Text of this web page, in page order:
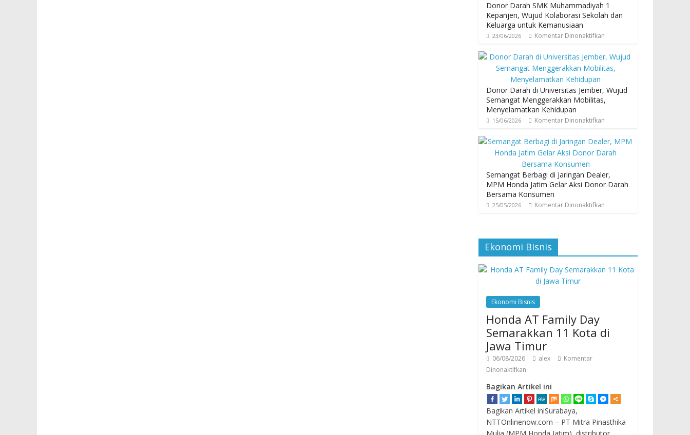
Donor Darah SMK Muhammadiyah 1
Kepanjen, Wujud Kolaborasi Sekolah dan
Keluarga untuk Kemanusiaan
23/06/2026 Komentar Dinonaktifkan
Donor Darah di Universitas Jember, Wujud
Semangat Menggerakkan Mobilitas,
Menyelamatkan Kehidupan
15/06/2026 Komentar Dinonaktifkan
Semangat Berbagi di Jaringan Dealer,
MPM Honda Jatim Gelar Aksi Donor Darah
Bersama Konsumen
25/05/2026 Komentar Dinonaktifkan
Ekonomi Bisnis
Ekonomi Bisnis
Honda AT Family Day
Semarakkan 11 Kota di
Jawa Timur
06/08/2026 alex
Komentar
Dinonaktifkan
Bagikan Artikel ini
Bagikan Artikel iniSurabaya,
NTTOnlinenow.com – PT Mitra Pinasthika